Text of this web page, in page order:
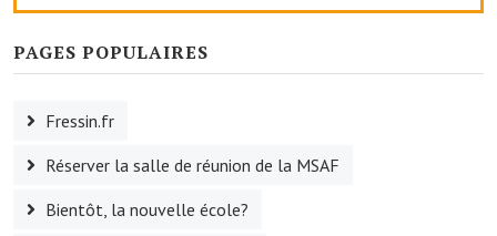
La société de pêche
Le sport au foyer rural
PAGES POPULAIRES
Fressin.fr
Réserver la salle de réunion de la MSAF
Bientôt, la nouvelle école?